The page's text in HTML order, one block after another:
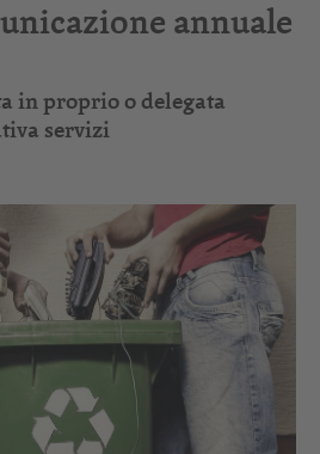
annuale
in proprio o delegata
servizi